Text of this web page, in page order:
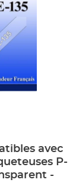
avec
P-
-